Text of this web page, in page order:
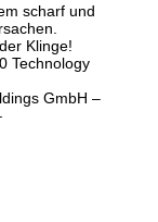
scharf und
Klinge!
Technology
GmbH –